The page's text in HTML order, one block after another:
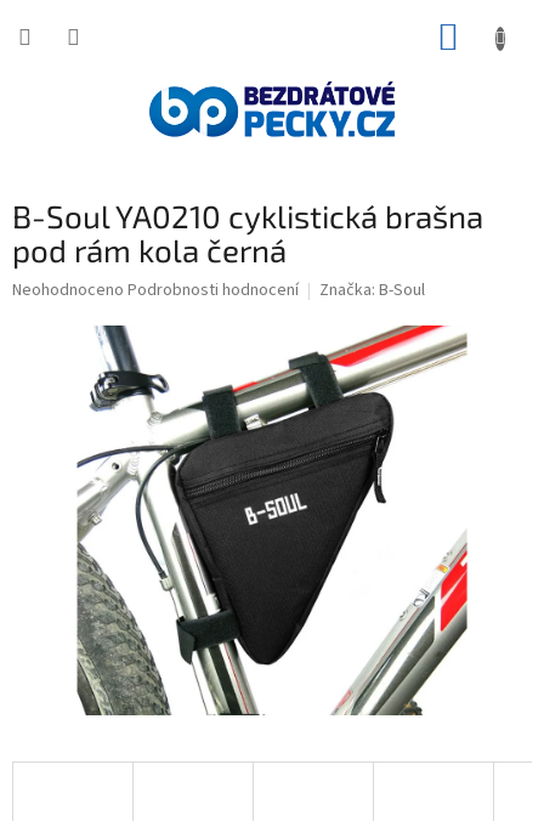
B-Soul YA0210 cyklistická brašna
pod rám kola černá
Průměrné
hvězdiček.
Neohodnoceno Podrobnosti hodnocení Značka: B-Soul